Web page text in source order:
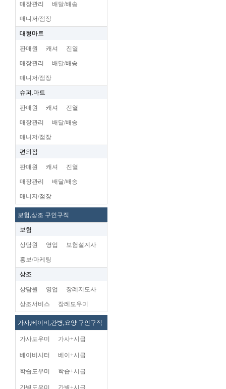
매장관리 배달/배송
매니저/점장
대형마트
판매원 캐셔 진열
매장관리 배달/배송
매니저/점장
슈펴.마트
판매원 캐셔 진열
매장관리 배달/배송
매니저/점장
편의점
판매원 캐셔 진열
매장관리 배달/배송
매니저/점장
보험,상조 구인구직
보험
상담원 영업 보험설계사
홍보/마케팅
상조
상담원 영업 장례지도사
상조서비스 장례도우미
가사,베이비,간병,요양 구인구직
가사도우미 가사+시급
베이비시터 베이+시급
학습도우미 학습+시급
간병도우미 간병+시급